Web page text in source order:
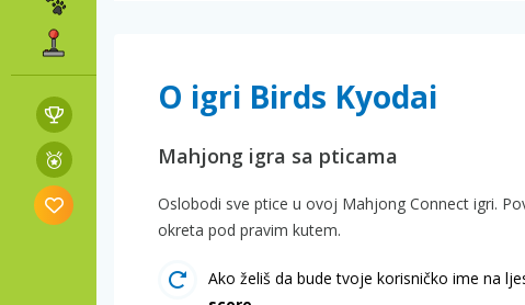
O igri Birds Kyodai
Mahjong igra sa pticama
Oslobodi sve ptice u ovoj Mahjong Connect igri.
okreta pod pravim kutem.
Ako želiš da bude tvoje korisničko ime na